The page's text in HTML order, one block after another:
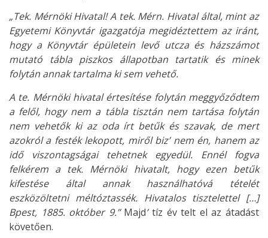
„Tek. Mérnöki Hivatal! A tek. Mérn. Hivatal által, mint az
Egyetemi Könyvtár igazgatója megidéztettem az iránt,
hogy a Könyvtár épületein levő utcza és házszámot
mutató tábla piszkos állapotban tartatik és minek
folytán annak tartalma ki sem vehető.
A te. Mérnöki hivatal értesítése folytán meggyőződtem
a felől, hogy nem a tábla tisztán nem tartása folytán
nem vehetők ki az oda írt betűk és szavak, de mert
azokról a festék lekopott, miről biz’ nem én, hanem az
idő viszontagságai tehetnek egyedül. Ennél fogva
felkérem a tek. Mérnöki hivatalt, hogy ezen betűk
kifestése által annak használhatóvá tételét
eszközöltetni méltóztassék. Hivatalos tisztelettel […]
Bpest, 1885. október 9.” Majd’tíz év telt el az átadást
követően.